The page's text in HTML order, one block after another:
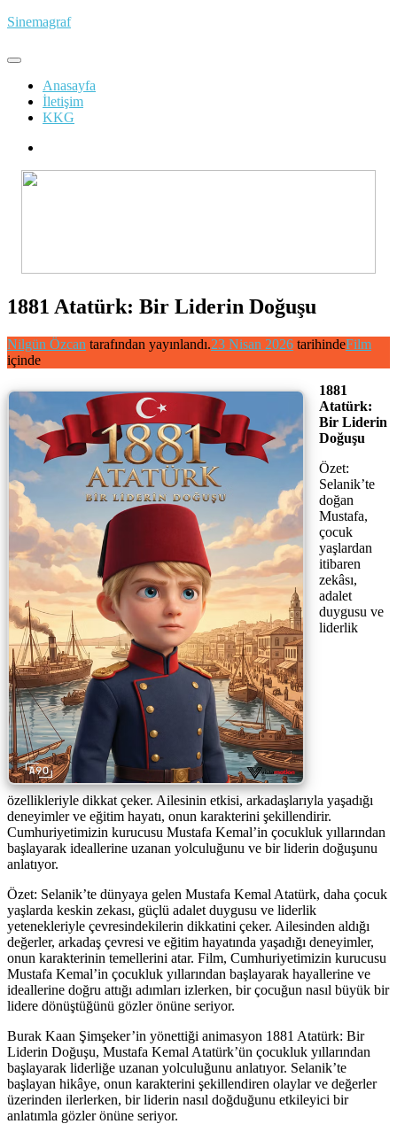
İçeriğe
Sinemagraf
Anasayfa
İletişim
KKG
1881 Atatürk: Bir Liderin Doğuşu
Nilgün Özcan tarafından yayınlandı.23 Nisan 2026 tarihindeFilm
içinde
1881
Atatürk:
Bir Liderin
Doğuşu
Özet:
Selanik’te
doğan
Mustafa,
çocuk
yaşlardan
itibaren
zekâsı,
adalet
duygusu ve
liderlik
özellikleriyle dikkat çeker. Ailesinin etkisi, arkadaşlarıyla yaşadığı
deneyimler ve eğitim hayatı, onun karakterini şekillendirir.
Cumhuriyetimizin kurucusu Mustafa Kemal’in çocukluk yıllarından
başlayarak ideallerine uzanan yolculuğunu ve bir liderin doğuşunu
anlatıyor.
Özet: Selanik’te dünyaya gelen Mustafa Kemal Atatürk, daha çocuk
yaşlarda keskin zekası, güçlü adalet duygusu ve liderlik
yetenekleriyle çevresindekilerin dikkatini çeker. Ailesinden aldığı
değerler, arkadaş çevresi ve eğitim hayatında yaşadığı deneyimler,
onun karakterinin temellerini atar. Film, Cumhuriyetimizin kurucusu
Mustafa Kemal’in çocukluk yıllarından başlayarak hayallerine ve
ideallerine doğru attığı adımları izlerken, bir çocuğun nasıl büyük bir
lidere dönüştüğünü gözler önüne seriyor.
Burak Kaan Şimşeker’in yönettiği animasyon 1881 Atatürk: Bir
Liderin Doğuşu, Mustafa Kemal Atatürk’ün çocukluk yıllarından
başlayarak liderliğe uzanan yolculuğunu anlatıyor. Selanik’te
başlayan hikâye, onun karakterini şekillendiren olaylar ve değerler
üzerinden ilerlerken, bir liderin nasıl doğduğunu etkileyici bir
anlatımla gözler önüne seriyor.